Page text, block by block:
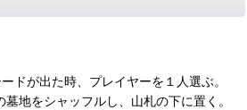
ドが出た時、プレイヤーを１人選ぶ。
地をシャッフルし、山札の下に置く。